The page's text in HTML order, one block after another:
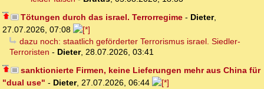
Tötungen durch das israel. Terrorregime- Dieter,
27.07.2026, 07:08
dazu noch: staatlich geförderter Terrorismus israel. Siedler-
Terroristen - Dieter, 28.07.2026, 03:41
sanktionierte Firmen, keine Lieferungen mehr aus China für
"dual use" - Dieter, 27.07.2026, 06:44